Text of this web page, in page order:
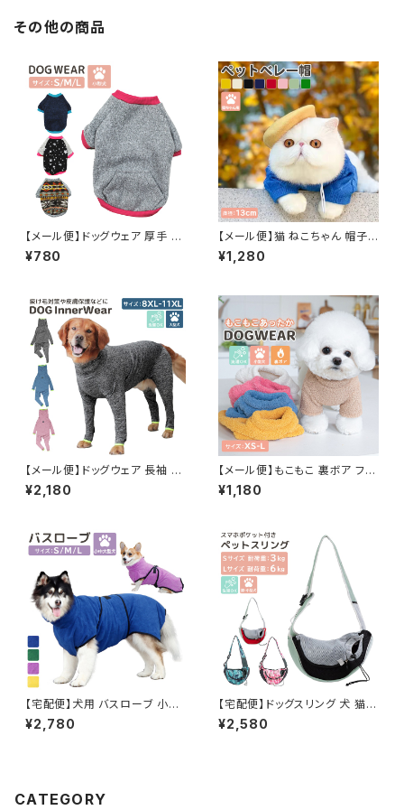
その他の商品
【メール便】ドッグウェア 厚手 半
袖 犬 猫 ペット 北欧 パイピング
秋冬／pets037
¥780
【メール便】猫 ねこちゃん 帽子
ペットグッズ 被り物 ベレー帽 チ
ョボ フェルト調生地 ゴム紐 ／p
¥1,280
【メール便】ドッグウェア 長袖 ロ
ンパース 犬 ペット 防寒 秋冬／
pets079
¥2,180
【メール便】もこもこ 裏ボア フリ
ース ドッグウェア 犬 服 あった
かい ペット 秋冬／pets217
¥1,180
【宅配便】犬用 バスローブ 小型
犬 中型犬 大型犬 お風呂 水遊
び 水分吸収 マジックテープ／p
¥2,780
【宅配便】ドッグスリング 犬 猫
ペット 抱っこひも キャリーバッグ
ショルダー／pets011
¥2,580
CATEGORY